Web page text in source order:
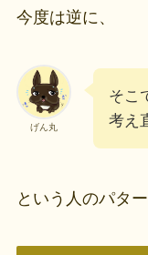
今度は逆に、
げん丸
そこ
考え
という人のパタ